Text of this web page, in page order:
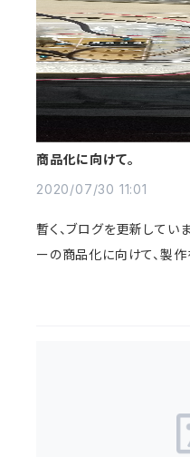
商品化に向けて。
2020/07/30 11:01
暫く、ブログを更新してい
ーの商品化に向けて、製作